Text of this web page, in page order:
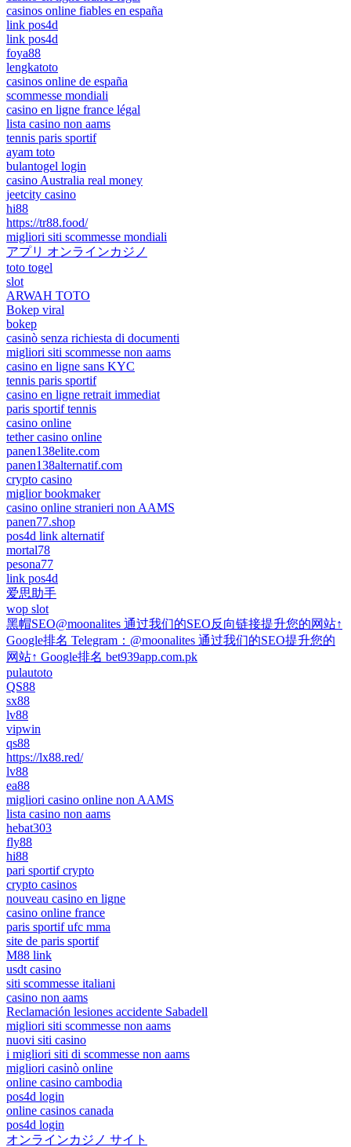
casinos online fiables en españa
link pos4d
link pos4d
foya88
lengkatoto
casinos online de españa
scommesse mondiali
casino en ligne france légal
lista casino non aams
tennis paris sportif
ayam toto
bulantogel login
casino Australia real money
jeetcity casino
hi88
https://tr88.food/
migliori siti scommesse mondiali
アプリ オンラインカジノ
toto togel
slot
ARWAH TOTO
Bokep viral
bokep
casinò senza richiesta di documenti
migliori siti scommesse non aams
casino en ligne sans KYC
tennis paris sportif
casino en ligne retrait immediat
paris sportif tennis
casino online
tether casino online
panen138elite.com
panen138alternatif.com
crypto casino
miglior bookmaker
casino online stranieri non AAMS
panen77.shop
pos4d link alternatif
mortal78
pesona77
link pos4d
爱思助手
wop slot
黑帽SEO@moonalites 通过我们的SEO反向链接提升您的网站↑
Google排名 Telegram：@moonalites 通过我们的SEO提升您的
网站↑ Google排名 bet939app.com.pk
pulautoto
QS88
sx88
lv88
vipwin
qs88
https://lx88.red/
lv88
ea88
migliori casino online non AAMS
lista casino non aams
hebat303
fly88
hi88
pari sportif crypto
crypto casinos
nouveau casino en ligne
casino online france
paris sportif ufc mma
site de paris sportif
M88 link
usdt casino
siti scommesse italiani
casino non aams
Reclamación lesiones accidente Sabadell
migliori siti scommesse non aams
nuovi siti casino
i migliori siti di scommesse non aams
migliori casinò online
online casino cambodia
pos4d login
online casinos canada
pos4d login
オンラインカジノ サイト